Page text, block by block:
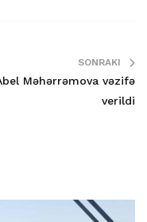
SONRAKI
Məhərrəmova vəzifə
verildi